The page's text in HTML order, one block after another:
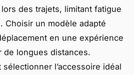
des trajets, limitant fatigue
Choisir un modèle adapté
en une expérience
de longues distances.
l’accessoire idéal